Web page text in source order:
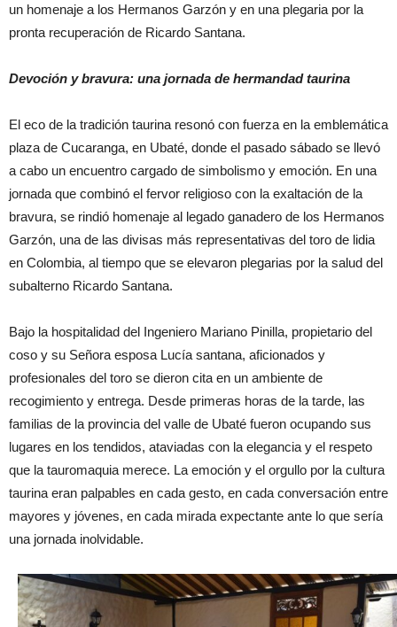
un homenaje a los Hermanos Garzón y en una plegaria por la
pronta recuperación de Ricardo Santana.
Devoción y bravura: una jornada de hermandad taurina
El eco de la tradición taurina resonó con fuerza en la emblemática
plaza de Cucaranga, en Ubaté, donde el pasado sábado se llevó
a cabo un encuentro cargado de simbolismo y emoción. En una
jornada que combinó el fervor religioso con la exaltación de la
bravura, se rindió homenaje al legado ganadero de los Hermanos
Garzón, una de las divisas más representativas del toro de lidia
en Colombia, al tiempo que se elevaron plegarias por la salud del
subalterno Ricardo Santana.
Bajo la hospitalidad del Ingeniero Mariano Pinilla, propietario del
coso y su Señora esposa Lucía santana, aficionados y
profesionales del toro se dieron cita en un ambiente de
recogimiento y entrega. Desde primeras horas de la tarde, las
familias de la provincia del valle de Ubaté fueron ocupando sus
lugares en los tendidos, ataviadas con la elegancia y el respeto
que la tauromaquia merece. La emoción y el orgullo por la cultura
taurina eran palpables en cada gesto, en cada conversación entre
mayores y jóvenes, en cada mirada expectante ante lo que sería
una jornada inolvidable.